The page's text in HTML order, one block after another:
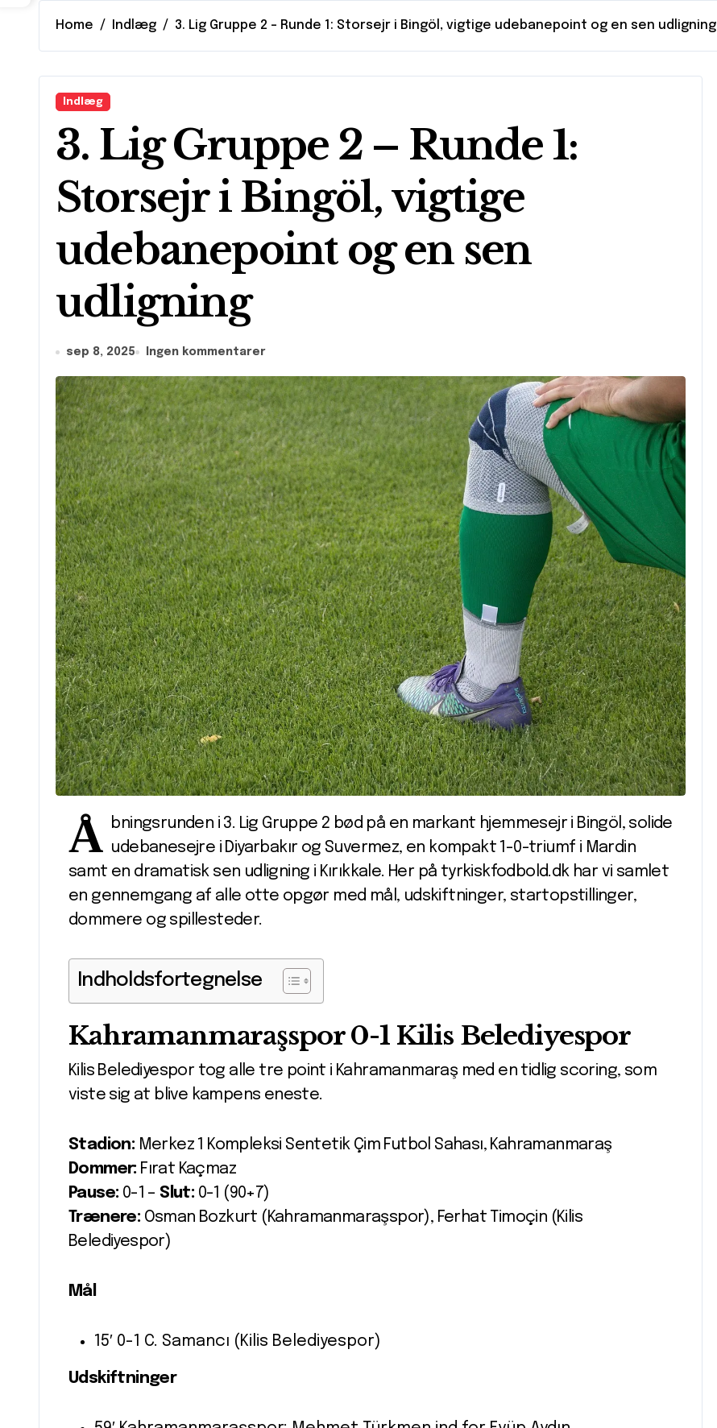
Home Indlæg 3. Lig Gruppe 2 – Runde 1: Storsejr i Bingöl, vigtige udebanepoint og en sen udligning
Indlæg
3. Lig Gruppe 2 – Runde 1:
Storsejr i Bingöl, vigtige
udebanepoint og en sen
udligning
sep 8, 2025 Ingen kommentarer
Å bningsrunden i 3. Lig Gruppe 2 bød på en markant hjemmesejr i Bingöl, solide
udebanesejre i Diyarbakır og Suvermez, en kompakt 1-0-triumf i Mardin
samt en dramatisk sen udligning i Kırıkkale. Her på tyrkiskfodbold.dk har vi samlet
en gennemgang af alle otte opgør med mål, udskiftninger, startopstillinger,
dommere og spillesteder.
Indholdsfortegnelse
Kahramanmaraşspor 0-1 Kilis Belediyespor
Kilis Belediyespor tog alle tre point i Kahramanmaraş med en tidlig scoring, som
viste sig at blive kampens eneste.
Stadion: Merkez 1 Kompleksi Sentetik Çim Futbol Sahası, Kahramanmaraş
Dommer: Fırat Kaçmaz
Pause: 0-1 – Slut: 0-1 (90+7)
Trænere: Osman Bozkurt (Kahramanmaraşspor), Ferhat Timoçin (Kilis
Belediyespor)
Mål
15′ 0-1 C. Samancı (Kilis Belediyespor)
Udskiftninger